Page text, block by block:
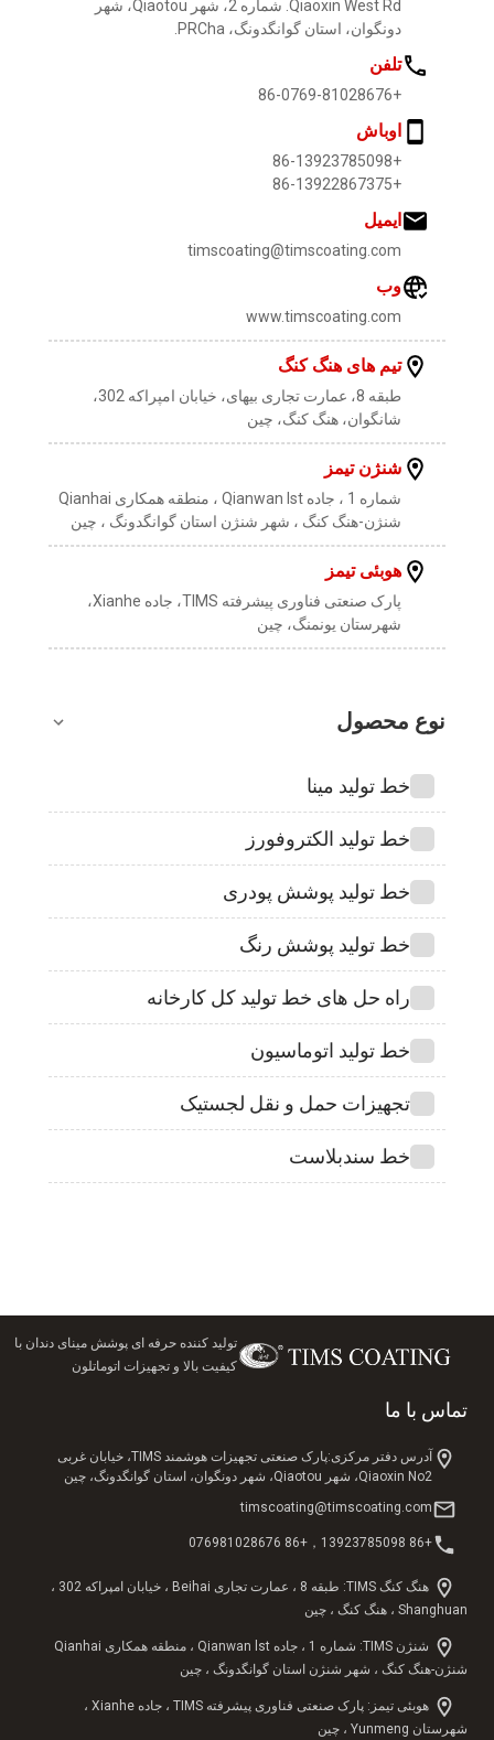
Qiaoxin West Rd. شماره 2، شهر Qiaotou، شهر
دونگوان، استان گوانگدونگ، PRCha.
تلفن
+86-0769-81028676
اوباش
+86-13923785098
+86-13922867375
ایمیل
timscoating@timscoating.com
وب
www.timscoating.com
تیم های هنگ کنگ
طبقه 8، عمارت تجاری بیهای، خیابان امپراکه 302،
شانگوان، هنگ کنگ، چین
شنژن تیمز
شماره 1 ، جاده Qianwan lst ، منطقه همکاری Qianhai
شنژن-هنگ کنگ ، شهر شنژن استان گوانگدونگ ، چین
هوبئی تیمز
پارک صنعتی فناوری پیشرفته TIMS، جاده Xianhe،
شهرستان یونمنگ، چین
نوع محصول
خط تولید مینا
خط تولید الکتروفورز
خط تولید پوشش پودری
خط تولید پوشش رنگ
راه حل های خط تولید کل کارخانه
خط تولید اتوماسیون
تجهیزات حمل و نقل لجستیک
خط سندبلاست
تولید کننده حرفه ای پوشش مینای دندان با
کیفیت بالا و تجهیزات اتوماتلون
تماس با ما
آدرس دفتر مرکزی:پارک صنعتی تجهیزات هوشمند TIMS، خیابان غربی
Qiaoxin No2، شهر Qiaotou، شهر دونگوان، استان گوانگدونگ، چین
timscoating@timscoating.com
+86 13923785098，+86 076981028676
هنگ کنگ TIMS: طبقه 8 ، عمارت تجاری Beihai ، خیابان امپراکه 302 ،
Shanghuan ، هنگ کنگ ، چین
شنژن TIMS: شماره 1 ، جاده Qianwan lst ، منطقه همکاری Qianhai
شنژن-هنگ کنگ ، شهر شنژن استان گوانگدونگ ، چین
هوبئی تیمز: پارک صنعتی فناوری پیشرفته TIMS ، جاده Xianhe ،
شهرستان Yunmeng ، چین